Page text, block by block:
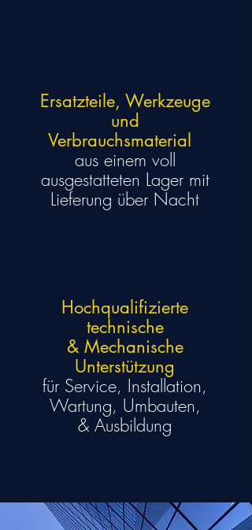
Ersatzteile, Werkzeuge
und
Verbrauchsmaterial
aus einem voll
ausgestatteten Lager mit
Lieferung über Nacht
Hochqualifizierte
technische
& Mechanische
Unterstützung
für Service, Installation,
Wartung, Umbauten,
& Ausbildung